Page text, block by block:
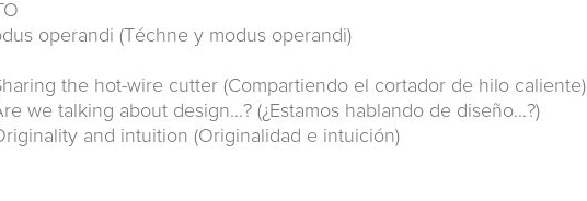
operandi (Téchne y modus operandi)
the hot-wire cutter (Compartiendo el cortador de hilo caliente)
we talking about design...? (¿Estamos hablando de diseño...?)
and intuition (Originalidad e intuición)